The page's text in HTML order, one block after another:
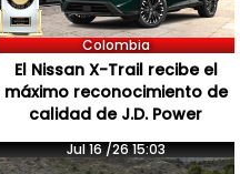
Colombia
El Nissan X-Trail recibe el
máximo reconocimiento de
calidad de J.D. Power
Jul 16 /26 15:03